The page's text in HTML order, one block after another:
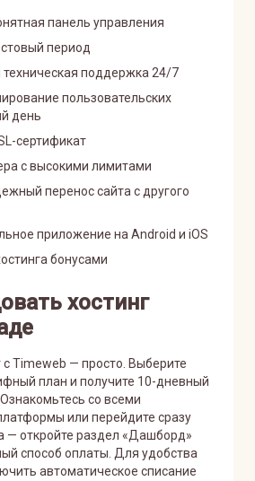
панель управления
период
поддержка 24/7
пользовательских
день
сертификат
с высокими лимитами
перенос сайта с другого
приложение на Android и iOS
бонусами
хостинг
с Timeweb — просто. Выберите
план и получите 10-дневный
со всеми
или перейдите сразу
— откройте раздел «Дашборд»
способ оплаты. Для удобства
автоматическое списание